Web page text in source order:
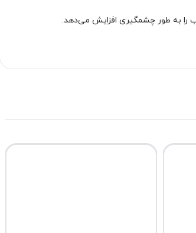
را به طور چشمگیری افزایش می‌دهد.